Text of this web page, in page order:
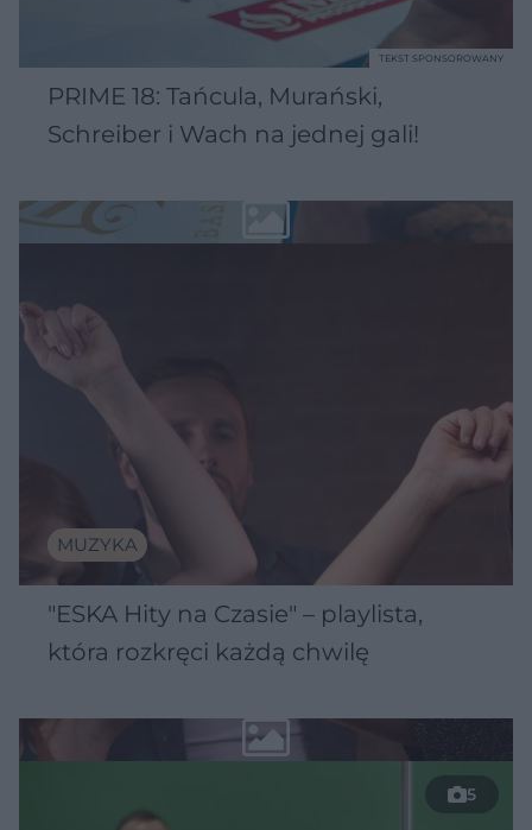
PRIME 18: Tańcula, Murański,
Schreiber i Wach na jednej gali!
TEKST SPONSOROWANY
MUZYKA
"ESKA Hity na Czasie" – playlista,
która rozkręci każdą chwilę
5